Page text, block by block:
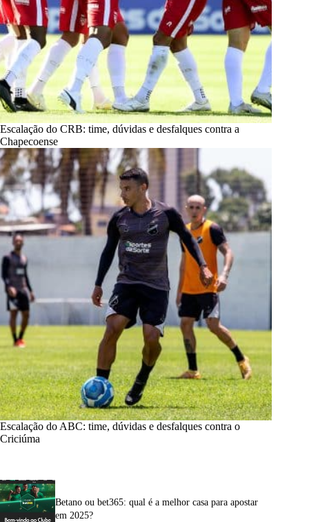
Escalação do CRB: time, dúvidas e desfalques contra a
Chapecoense
Escalação do ABC: time, dúvidas e desfalques contra o
Criciúma
Betano ou bet365: qual é a melhor casa para apostar
em 2025?